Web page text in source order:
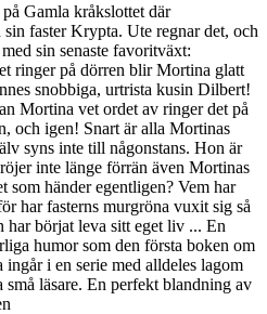
Gamla kråkslottet där
faster Krypta. Ute regnar det, och
sin senaste favoritväxt:
ringer på dörren blir Mortina glatt
snobbiga, urtrista kusin Dilbert!
Mortina vet ordet av ringer det på
och igen! Snart är alla Mortinas
syns inte till någonstans. Hon är
inte länge förrän även Mortinas
som händer egentligen? Vem har
har fasterns murgröna vuxit sig så
har börjat leva sitt eget liv ... En
humor som den första boken om
i en serie med alldeles lagom
läsare. En perfekt blandning av